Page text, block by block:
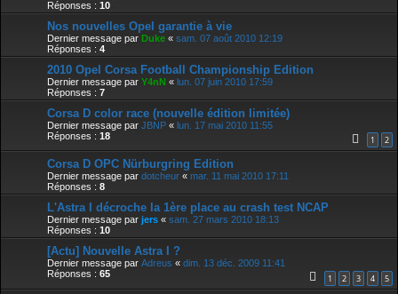
Réponses : 10
Nos nouvelles Opel garantie à vie
Dernier message par Duke « sam. 07 août 2010 12:19
Réponses : 4
2010 Opel Corsa Football Championship Edition
Dernier message par Y4nN « lun. 07 juin 2010 17:59
Réponses : 7
Corsa D color race (nouvelle édition limitée)
Dernier message par JBNP « lun. 17 mai 2010 11:55
Réponses : 18 1 2
Corsa D OPC Nürburgring Edition
Dernier message par dotcheur « mar. 11 mai 2010 17:11
Réponses : 8
L'Astra I décroche la 1ère place au crash test NCAP
Dernier message par jers « sam. 27 mars 2010 18:13
Réponses : 10
[Actu] Nouvelle Astra I ?
Dernier message par Adreus « dim. 13 déc. 2009 11:41
Réponses : 65 1 2 3 4 5